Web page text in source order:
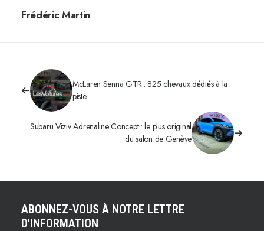
Frédéric Martin
McLaren Senna GTR : 825 chevaux dédiés à la
piste
Subaru Viziv Adrenaline Concept : le plus original
du salon de Genève
ABONNEZ-VOUS À NOTRE LETTRE
D'INFORMATION